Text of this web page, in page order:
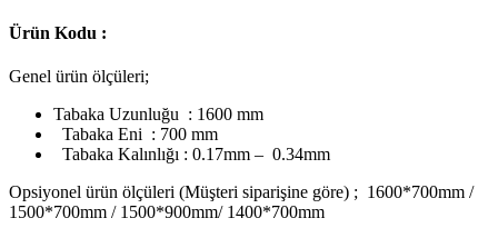
Ürün Kodu :
Genel ürün ölçüleri;
Tabaka Uzunluğu : 1600 mm
Tabaka Eni : 700 mm
Tabaka Kalınlığı : 0.17mm – 0.34mm
Opsiyonel ürün ölçüleri (Müşteri siparişine göre) ; 1600*700mm /
1500*700mm / 1500*900mm/ 1400*700mm